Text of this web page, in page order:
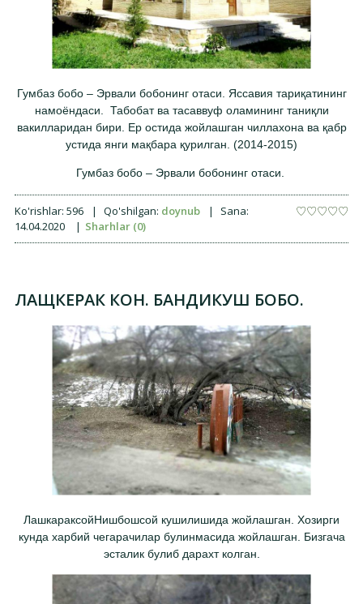
Гумбаз бобо – Эрвали бобонинг отаси. Яссавия тариқатининг
намоёндаси. Табобат ва тасаввуф оламининг таниқли
вакилларидан бири. Ер остида жойлашган чиллахона ва қабр
устида янги мақбара қурилган. (2014-2015)
Гумбаз бобо – Эрвали бобонинг отаси.
Ko'rishlar: 596 | Qo'shilgan: doynub |
Sana:
14.04.2020
| Sharhlar (0)
ЛАЩКЕРАК КОН. БАНДИКУШ БОБО.
ЛашкараксойНишбошсой кушилишида жойлашган. Хозирги
кунда харбий чегарачилар булинмасида жойлашган. Бизгача
эсталик булиб дарахт колган.